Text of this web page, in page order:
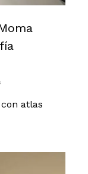
atlas